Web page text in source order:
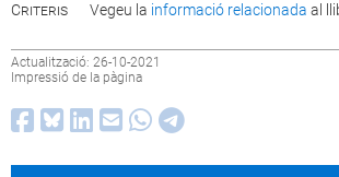
Criteris
Vegeu la informació relacionada al
Actualització: 26-10-2021
Impressió de la pàgina